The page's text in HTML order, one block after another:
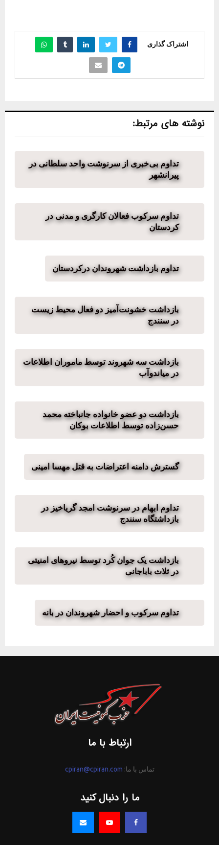
اشتراک گذاری
نوشته های مرتبط:
تداوم بی‌خبری از سرنوشت واحد سلطانی در
پیرانشهر
تداوم سرکوب فعالان کارگری و مدنی در
کردستان
تداوم بازداشت شهروندان درکردستان
بازداشت خشونت‌آمیز دو فعال محیط‌ زیست
در سنندج
بازداشت سه شهروند توسط ماموران اطلاعات
در میاندوآب
بازداشت دو عضو خانواده جانباخته محمد
حسن‌زاده توسط اطلاعات بوکان
گسترش دامنه اعتراضات به قتل مهسا امینی
تداوم ابهام در سرنوشت امجد گریاخیز‌‌‌ در
بازداشتگاه سنندج
بازداشت یک جوان کُرد توسط نیروهای امنیتی
در ثلاث باباجانی
تداوم سرکوب و احضار شهروندان در بانه
ارتباط با ما
تماس با ما: cpiran@cpiran.com
ما را دنبال کنید